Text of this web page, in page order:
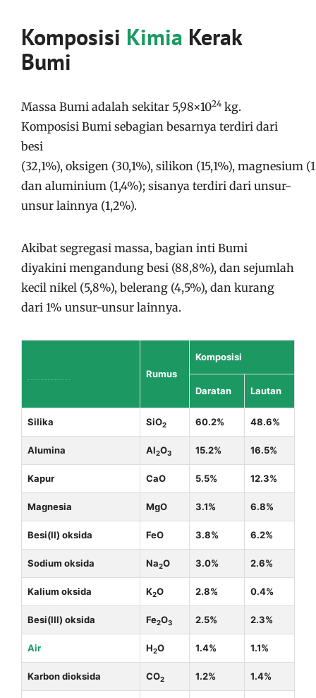
Komposisi Kimia Kerak
Bumi
Massa Bumi adalah sekitar 5,98×1024kg.
Komposisi Bumi sebagian besarnya terdiri dari
besi
(32,1%), oksigen (30,1%), silikon (15,1%), magnesium
dan aluminium (1,4%); sisanya terdiri dari unsur-
unsur lainnya (1,2%).
Akibat segregasi massa, bagian inti Bumi
diyakini mengandung besi (88,8%), dan sejumlah
kecil nikel (5,8%), belerang (4,5%), dan kurang
dari 1% unsur-unsur lainnya.
Rumus
Komposisi
Daratan Lautan
Silika SiO2 60.2% 48.6%
Alumina Al2O3 15.2% 16.5%
Kapur CaO 5.5% 12.3%
Magnesia MgO 3.1% 6.8%
Besi(II) oksida FeO 3.8% 6.2%
Sodium oksida Na2O 3.0% 2.6%
Kalium oksida K2O 2.8% 0.4%
Besi(III) oksida Fe2O3 2.5% 2.3%
Air H2O 1.4% 1.1%
Karbon dioksida CO2 1.2% 1.4%